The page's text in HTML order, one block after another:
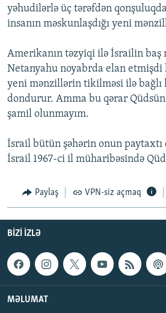
VIDEO
İNFOQRAFIKA
KARIKATURA
RADIO ARXIV
AZƏRBAYCAN ƏDƏBIYYATI KITABXANASI
İSLAM VƏ DEMOKRATIYA
İZ - MƏDƏNIYYƏT PROQRAMI
MISSIYAMIZ
PEŞƏ ETIKASI VƏ JURNALISTIKA
MATERIALLARIMIZDAN ISTIFADƏ
AZADLIQRADIOSU MOBIL TELEFONUNUZDA
BIZIMLƏ ƏLAQƏ
XƏBƏR BÜLLETENLƏRIMIZ
BIZI IZLƏ
RFE/RL-in bütün saytları
yəhudilərlə üç tərəfdən
insanın məskunlaşdığı yeni
Amerikanın təzyiqi ilə İsrailin baş
Netanyahu noyabrda elan
yeni mənzillərin tikilməsi ilə bağlı
dondurur. Amma bu qərar
şamil olunmayım.
İsrail bütün şəhərin onun
İsrail 1967-ci il müharibəsində
Paylaş VPN-siz açmaq
BIZI IZLƏ
MƏLUMAT